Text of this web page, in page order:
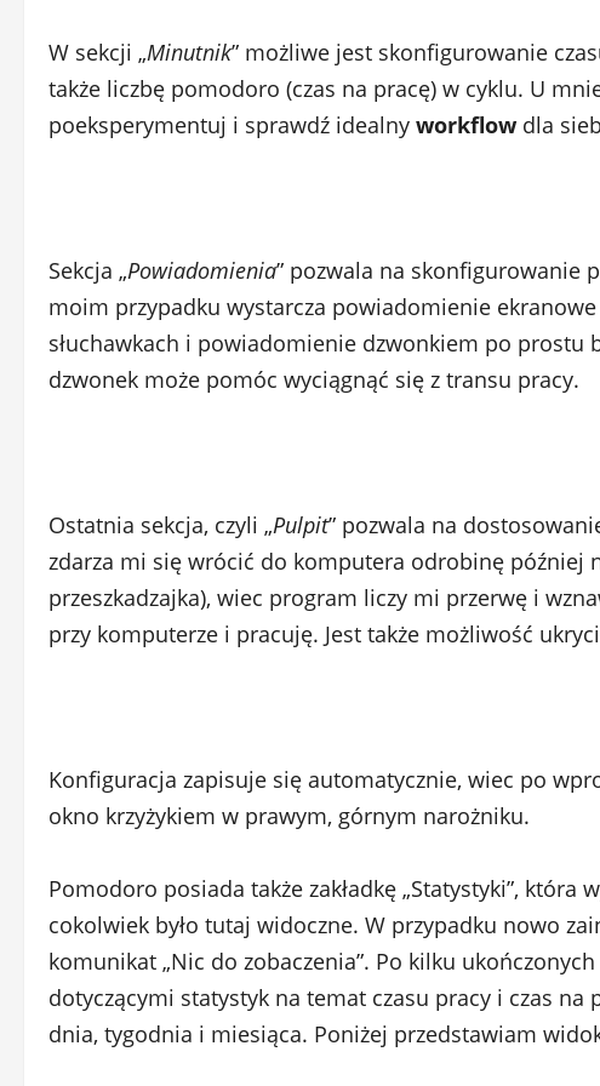
W sekcji „Minutnik” możliwe jest skonfigurowanie
także liczbę pomodoro (czas na pracę) w cyklu. U
poeksperymentuj i sprawdź idealny workflow dla
Sekcja „Powiadomienia” pozwala na skonfigurowanie
moim przypadku wystarcza powiadomienie
słuchawkach i powiadomienie dzwonkiem po prostu
dzwonek może pomóc wyciągnąć się z transu pracy.
Ostatnia sekcja, czyli „Pulpit” pozwala na
zdarza mi się wrócić do komputera odrobinę później
przeszkadzajka), wiec program liczy mi przerwę i
przy komputerze i pracuję. Jest także możliwość
Konfiguracja zapisuje się automatycznie, wiec po
okno krzyżykiem w prawym, górnym narożniku.
Pomodoro posiada także zakładkę „Statystyki”,
cokolwiek było tutaj widoczne. W przypadku nowo
komunikat „Nic do zobaczenia”. Po kilku
dotyczącymi statystyk na temat czasu pracy i czas na
dnia, tygodnia i miesiąca. Poniżej przedstawiam